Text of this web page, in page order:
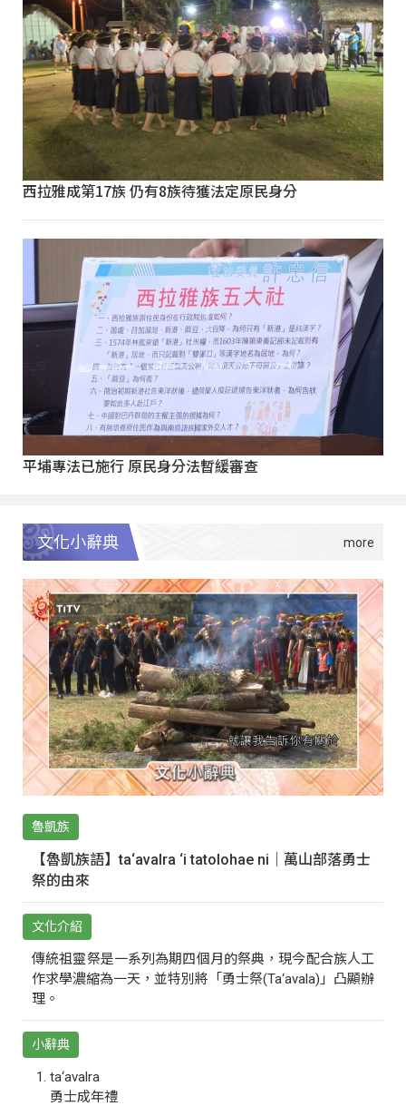
西拉雅成第17族 仍有8族待獲法定原民身分
平埔專法已施行 原民身分法暫緩審查
文化小辭典
魯凱族
【魯凱族語】ta‘avalra ‘i tatolohae ni｜萬山部落勇士
祭的由來
文化介紹
傳統祖靈祭是一系列為期四個月的祭典，現今配合族人工
作求學濃縮為一天，並特別將「勇士祭(Ta‘avala)」凸顯辦
理。
小辭典
ta‘avalra
勇士成年禮